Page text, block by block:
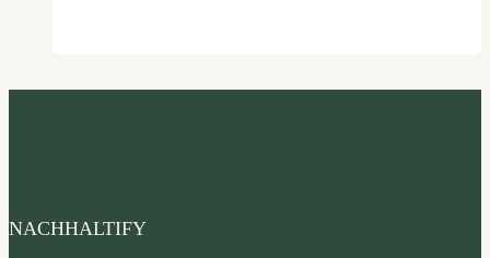
Kopf?
NACHHALTIFY